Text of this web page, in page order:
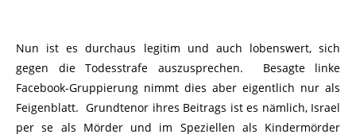
Nun ist es durchaus legitim und auch lobenswert, sich
gegen die Todesstrafe auszusprechen. Besagte linke
Facebook-Gruppierung nimmt dies aber eigentlich nur als
Feigenblatt. Grundtenor ihres Beitrags ist es nämlich, Israel
per se als Mörder und im Speziellen als Kindermörder